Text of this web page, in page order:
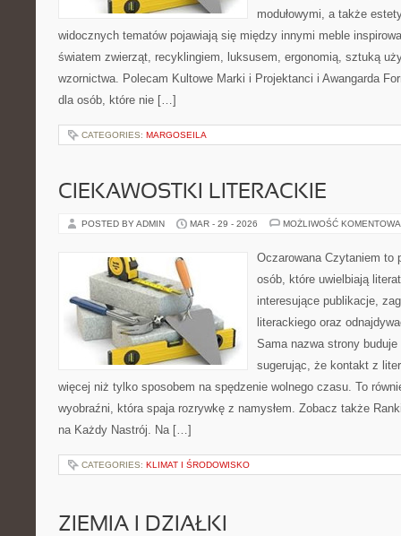
modułowymi, a także
widocznych tematów pojawiają się między innymi meble
światem zwierząt, recyklingiem, luksusem, ergonomią, sztuką
wzornictwa. Polecam Kultowe Marki i Projektanci i Awangarda
dla osób, które nie […]
CATEGORIES: MARGOSEILA
CIEKAWOSTKI LITERACKIE
POSTED BY ADMIN MAR - 29 - 2026 MOŻLIWOŚĆ
Oczarowana Czytaniem to
osób, które uwielbiają
interesujące publikacje,
literackiego oraz
Sama nazwa strony
sugerując, że kontakt z
więcej niż tylko sposobem na spędzenie wolnego czasu. To
wyobraźni, która spaja rozrywkę z namysłem. Zobacz także
na Każdy Nastrój. Na […]
CATEGORIES: KLIMAT I ŚRODOWISKO
ZIEMIA I DZIAŁKI